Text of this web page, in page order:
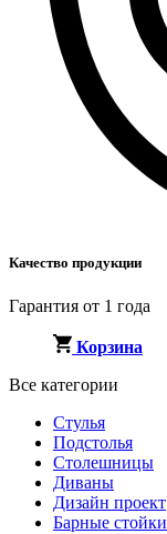
Качество продукции
Гарантия от 1 года
Корзина
Все категории
Стулья
Подстолья
Столешницы
Диваны
Дизайн проект
Барные стойки